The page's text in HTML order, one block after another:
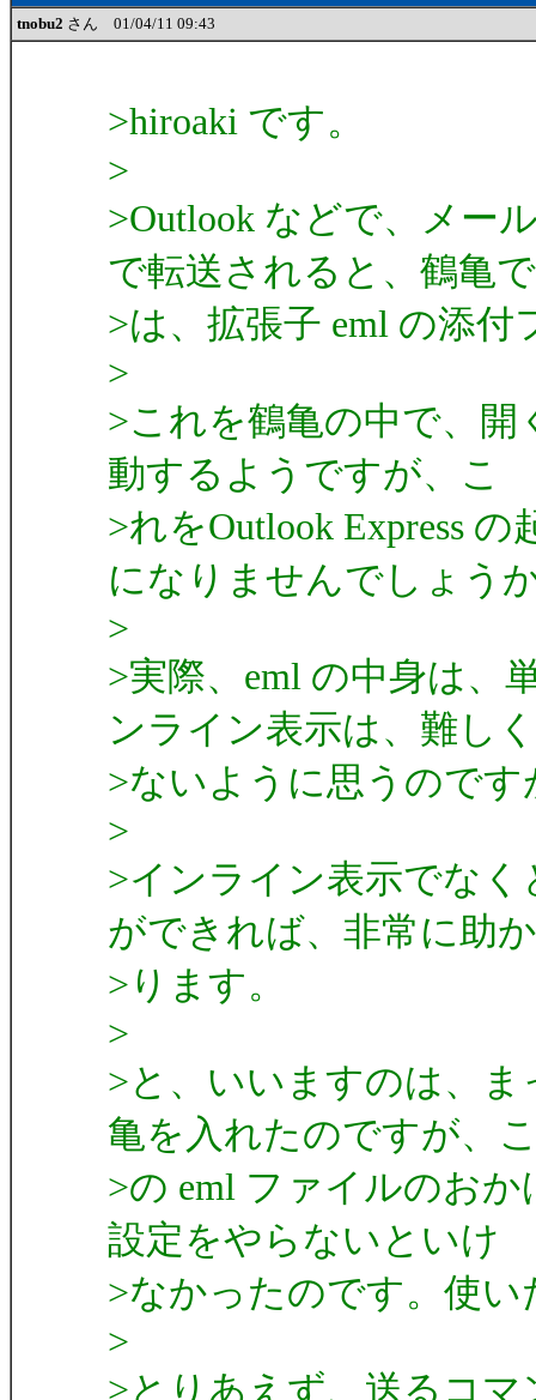
tnobu2 さん 01/04/11 09:43
>hiroaki です。
>
>Outlook などで、メー
で転送されると、鶴亀で
>は、拡張子 eml の添
>
>これを鶴亀の中で、開
動するようですが、こ
>れをOutlook Express
になりませんでしょう
>
>実際、eml の中身は、
ンライン表示は、難しく
>ないように思うので
>
>インライン表示でな
ができれば、非常に助か
>ります。
>
>と、いいますのは、
亀を入れたのですが、
>の eml ファイルのおか
設定をやらないといけ
>なかったのです。使
>
>とりあえず、送るコ